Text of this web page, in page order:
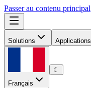
Passer au contenu principal
Solutions Applications
Français
☾